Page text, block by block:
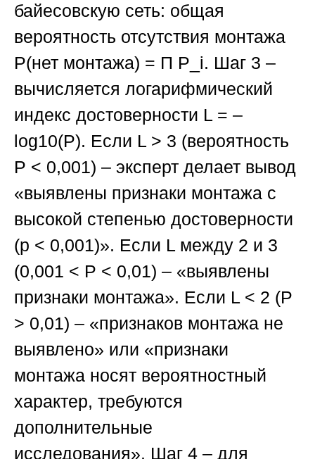
байесовскую сеть: общая
вероятность отсутствия монтажа
P(нет монтажа) = Π P_i. Шаг 3 –
вычисляется логарифмический
индекс достоверности L = –
log10(P). Если L > 3 (вероятность
P < 0,001) – эксперт делает вывод
«выявлены признаки монтажа с
высокой степенью достоверности
(p < 0,001)». Если L между 2 и 3
(0,001 < P < 0,01) – «выявлены
признаки монтажа». Если L < 2 (P
> 0,01) – «признаков монтажа не
выявлено» или «признаки
монтажа носят вероятностный
характер, требуются
дополнительные
исследования». Шаг 4 – для